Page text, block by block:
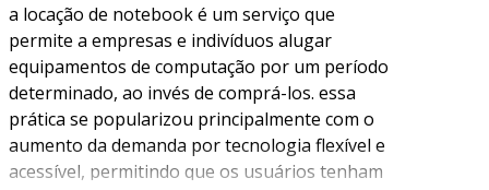
a locação de notebook é um serviço que
permite a empresas e indivíduos alugar
equipamentos de computação por um período
determinado, ao invés de comprá-los. essa
prática se popularizou principalmente com o
aumento da demanda por tecnologia flexível e
acessível, permitindo que os usuários tenham